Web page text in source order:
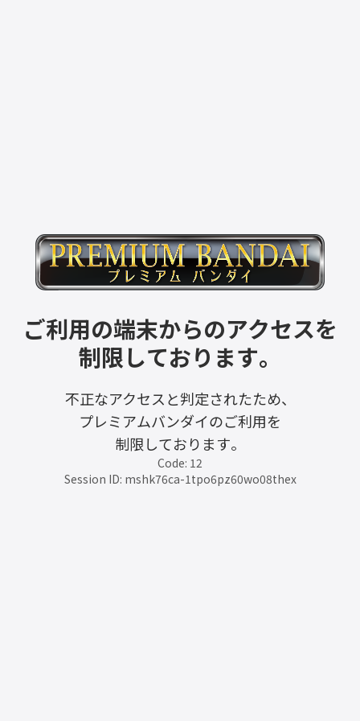
ご利用の端末からのアクセスを
制限しております。
不正なアクセスと判定されたため、
プレミアムバンダイのご利用を
制限しております。
Code: 12
Session ID: mshk76ca-1tpo6pz60wo08thex